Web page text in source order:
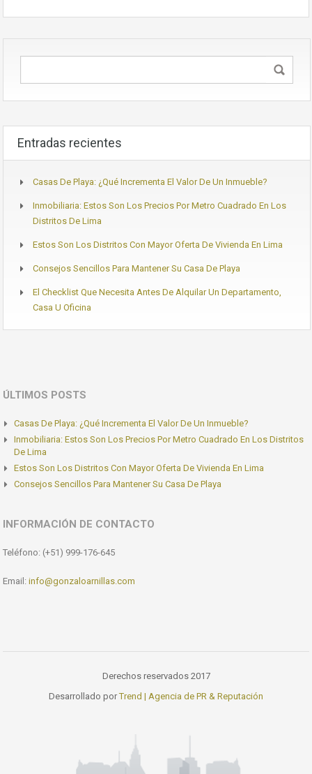
Entradas recientes
Casas De Playa: ¿Qué Incrementa El Valor De Un Inmueble?
Inmobiliaria: Estos Son Los Precios Por Metro Cuadrado En Los
Distritos De Lima
Estos Son Los Distritos Con Mayor Oferta De Vivienda En Lima
Consejos Sencillos Para Mantener Su Casa De Playa
El Checklist Que Necesita Antes De Alquilar Un Departamento,
Casa U Oficina
ÚLTIMOS POSTS
Casas De Playa: ¿Qué Incrementa El Valor De Un Inmueble?
Inmobiliaria: Estos Son Los Precios Por Metro Cuadrado En Los Distritos
De Lima
Estos Son Los Distritos Con Mayor Oferta De Vivienda En Lima
Consejos Sencillos Para Mantener Su Casa De Playa
INFORMACIÓN DE CONTACTO
Teléfono: (+51) 999-176-645
Email: info@gonzaloarnillas.com
Derechos reservados 2017
Desarrollado porTrend | Agencia de PR & Reputación